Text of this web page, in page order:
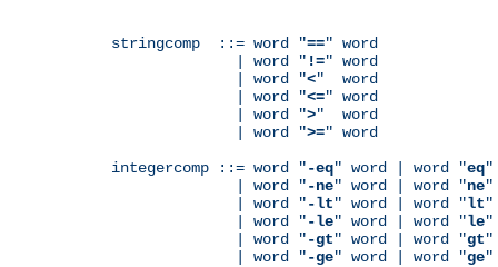
stringcomp  ::= word "==" word
              | word "
!=" word
              | word "
<"  word
              | word "
<=" word
              | word "
>"  word
              | word "
>=" word
integercomp ::= word "-eq" word | word "eq"
              | word "
-ne" word | word "ne"
              | word "
-lt" word | word "lt"
              | word "
-le" word | word "le"
              | word "
-gt" word | word "gt"
              | word "
-ge" word | word "ge"